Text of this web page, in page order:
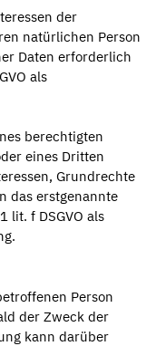
der
natürlichen Person
Daten erforderlich
als
berechtigten
eines Dritten
Grundrechte
das erstgenannte
lit. f DSGVO als
Person
der Zweck der
kann darüber